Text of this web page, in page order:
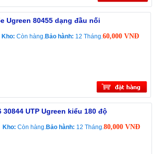
Ugreen 80455 dạng đầu nối
Kho: Còn hàng.Bảo hành: 12 Tháng.60,000 VNĐ
30844 UTP Ugreen kiểu 180 độ
Kho: Còn hàng.Bảo hành: 12 Tháng.80,000 VNĐ